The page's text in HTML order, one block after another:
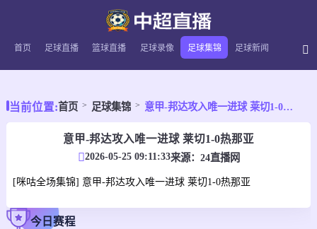
首页 足球直播 篮球直播 足球录像 足球集锦 足球新闻
当前位置:首页 足球集锦 意甲-邦达攻入唯一进球 莱切1-0热那亚
意甲-邦达攻入唯一进球 莱切1-0热那亚
2026-05-25 09:11:33来源： 24直播网
[咪咕全场集锦] 意甲-邦达攻入唯一进球 莱切1-0热那亚
今日赛程